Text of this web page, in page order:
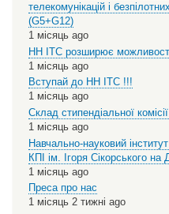
телекомунікацій і
(G5+G12)
1 місяць ago
НН ІТС розширює
1 місяць ago
Вступай до НН ІТС !!!
1 місяць ago
Склад стипендіальної
1 місяць ago
Навчально-науковий
КПІ ім. Ігоря Сікорського
1 місяць ago
Преса про нас
1 місяць 2 тижні ago